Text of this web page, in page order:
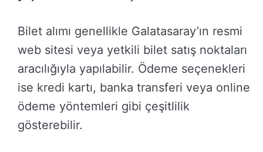
Bilet alımı genellikle Galatasaray’ın resmi
web sitesi veya yetkili bilet satış noktaları
aracılığıyla yapılabilir. Ödeme seçenekleri
ise kredi kartı, banka transferi veya online
ödeme yöntemleri gibi çeşitlilik
gösterebilir.